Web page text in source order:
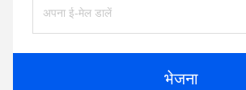
भेजना